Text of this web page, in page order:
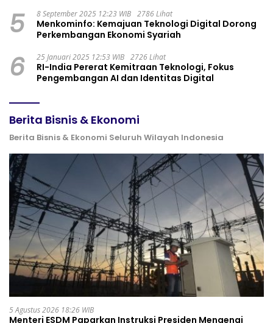
5 8 September 2025 12:23 WIB 2786 Lihat
Menkominfo: Kemajuan Teknologi Digital Dorong
Perkembangan Ekonomi Syariah
6 25 Januari 2025 12:53 WIB 2726 Lihat
RI-India Pererat Kemitraan Teknologi, Fokus
Pengembangan AI dan Identitas Digital
Berita Bisnis & Ekonomi
Berita Bisnis & Ekonomi Seluruh Wilayah Indonesia
5 Agustus 2026 18:26 WIB
Menteri ESDM Paparkan Instruksi Presiden Mengenai